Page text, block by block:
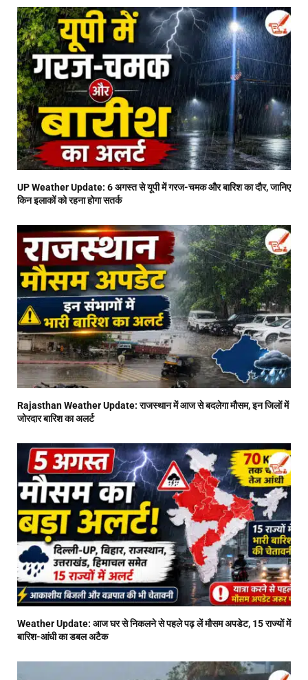
UP Weather Update: 6 अगस्त से यूपी में गरज-चमक और बारिश का दौर, जानिए
किन इलाकों को रहना होगा सतर्क
Rajasthan Weather Update: राजस्थान में आज से बदलेगा मौसम, इन जिलों में
जोरदार बारिश का अलर्ट
Weather Update: आज घर से निकलने से पहले पढ़ लें मौसम अपडेट, 15 राज्यों में
बारिश-आंधी का डबल अटैक